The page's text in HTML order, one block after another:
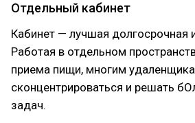
Отдельный кабинет
Кабинет — лучшая долгосрочная
Работая в отдельном
приема пищи, многим
сконцентрироваться и решать
задач.